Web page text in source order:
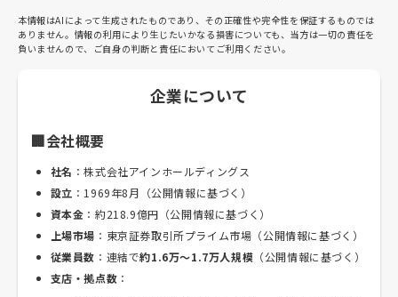
本情報はAIによって生成されたものであり、その正確性や完全性を保証するものでは
ありません。情報の利用により生じたいかなる損害についても、当方は一切の責任を
負いませんので、ご自身の判断と責任においてご利用ください。
企業について
🏢会社概要
社名 ：株式会社アインホールディングス
設立 ：1969年8月（公開情報に基づく）
資本金 ：約218.9億円（公開情報に基づく）
上場市場 ：東京証券取引所プライム市場（公開情報に基づく）
従業員数 ：連結で約1.6万～1.7万人規模 （公開情報に基づく）
支店・拠点数 ：